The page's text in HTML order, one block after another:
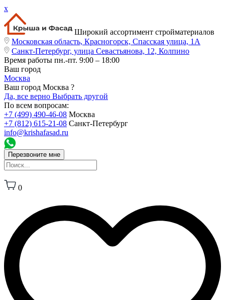
x
Широкий ассортимент стройматериалов
Московская область, Красногорск, Спасская улица, 1А
Санкт-Петербург, улица Севастьянова, 12, Колпино
Время работы пн.-пт. 9:00 – 18:00
Ваш город
Москва
Ваш город Москва ?
Да, все верно Выбрать другой
По всем вопросам:
+7 (499) 490-46-08 Москва
+7 (812) 615-21-08 Санкт-Петербург
info@krishafasad.ru
Перезвоните мне
0